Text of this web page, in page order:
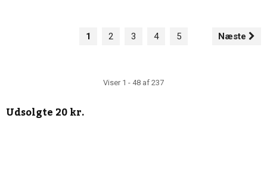
1 2 3 4 5 Næste
Viser 1 - 48 af 237
Udsolgte20 kr.